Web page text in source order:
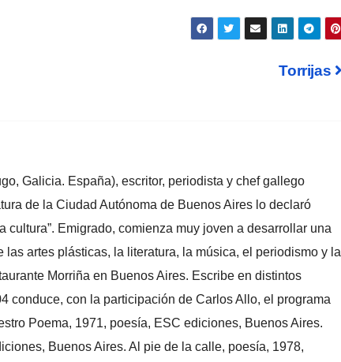
Torrijas
Galicia. España), escritor, periodista y chef gallego
de la Ciudad Autónoma de Buenos Aires lo declaró
cultura”. Emigrado, comienza muy joven a desarrollar una
artes plásticas, la literatura, la música, el periodismo y la
Morriña en Buenos Aires. Escribe en distintos
conduce, con la participación de Carlos Allo, el programa
Poema, 1971, poesía, ESC ediciones, Buenos Aires.
Buenos Aires. Al pie de la calle, poesía, 1978,